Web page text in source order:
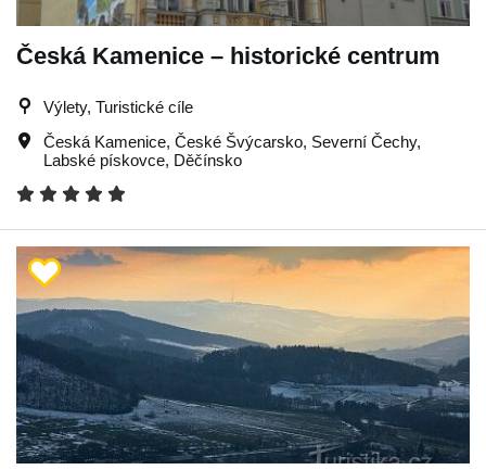
Česká Kamenice – historické centrum
Výlety, Turistické cíle
Česká Kamenice, České Švýcarsko, Severní Čechy,
Labské pískovce, Děčínsko